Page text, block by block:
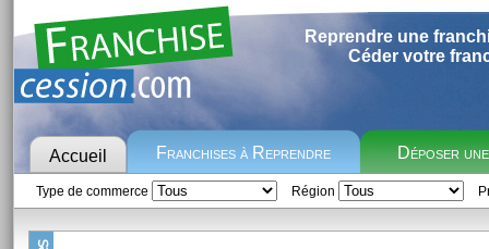
Reprendre une
Céder votre
Accueil Franchises à Reprendre Déposer
Type de commerce Région